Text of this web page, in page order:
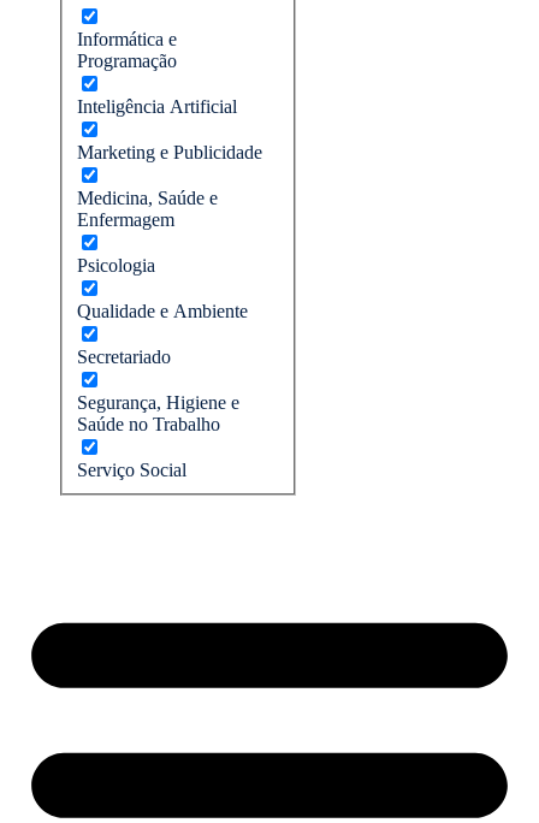
Informática e
Programação
Inteligência Artificial
Marketing e Publicidade
Medicina, Saúde e
Enfermagem
Psicologia
Qualidade e Ambiente
Secretariado
Segurança, Higiene e
Saúde no Trabalho
Serviço Social